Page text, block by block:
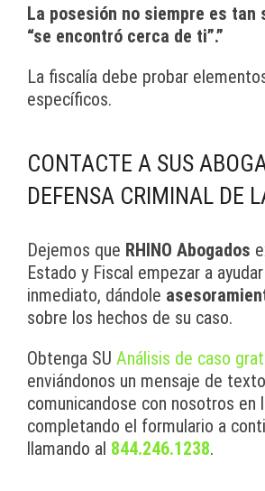
La posesión no siempre es tan
“se encontró cerca de ti”.”
La fiscalía debe probar
específicos.
CONTACTE A SUS
DEFENSA CRIMINAL DE
Dejemos que RHINO Abogados
Estado y Fiscal empezar a
inmediato, dándole
sobre los hechos de su caso.
Obtenga SU Análisis de caso
enviándonos un mensaje de
comunicandose con nosotros en
completando el formulario a
llamando al 844.246.1238.